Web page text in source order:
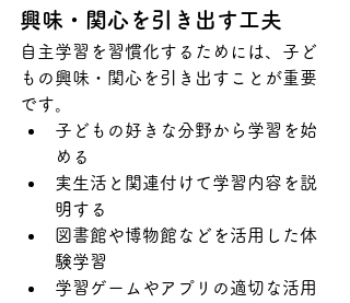
興味・関心を引き出す工夫
自主学習を習慣化するためには、子ど
もの興味・関心を引き出すことが重要
です。
子どもの好きな分野から学習を始
める
実生活と関連付けて学習内容を説
明する
図書館や博物館などを活用した体
験学習
学習ゲームやアプリの適切な活用